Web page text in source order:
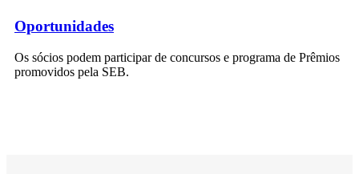
Oportunidades
Os sócios podem participar de concursos e programa de Prêmios
promovidos pela SEB.